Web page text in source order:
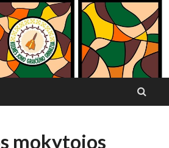
mokytojos